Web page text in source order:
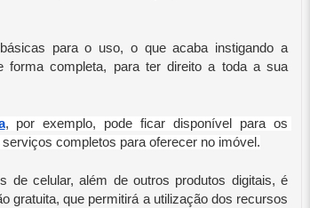
para o uso, o que acaba instigando a
forma completa, para ter direito a toda a sua
, por exemplo, pode ficar disponível para os
completos para oferecer no imóvel.
de celular, além de outros produtos digitais, é
gratuita, que permitirá a utilização dos recursos